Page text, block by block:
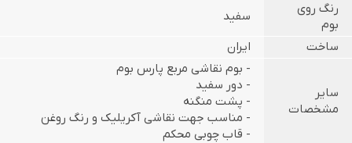
رنگ روی
بوم
سفید
ساخت
ایران
سایر
مشخصات
- بوم نقاشی مربع پارس بوم
- دور سفید
- پشت منگنه
- مناسب جهت نقاشی آکریلیک و رنگ روغن
- قاب چوبی محکم